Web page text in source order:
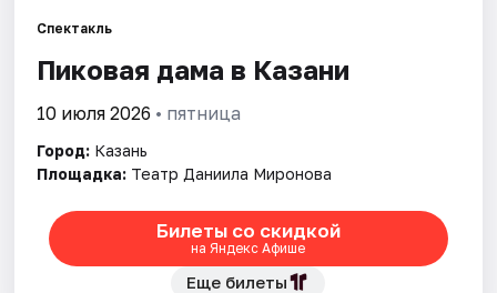
Города
Площадки
Артисты
Рейтинги
Спектакль
Пиковая дама в Казани
10 июля 2026 • пятница
Город: Казань
Площадка: Театр Даниила Миронова
Билеты со скидкой
на Яндекс Афише
Еще билеты